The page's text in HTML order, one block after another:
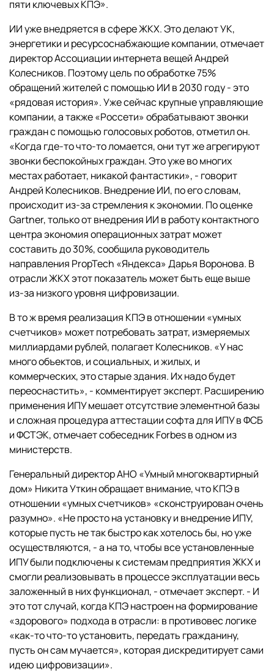
пяти ключевых КПЭ».
ИИ уже внедряется в сфере ЖКХ. Это делают УК,
энергетики и ресурсоснабжающие компании, отмечает
директор Ассоциации интернета вещей Андрей
Колесников. Поэтому цель по обработке 75%
обращений жителей с помощью ИИ в 2030 году - это
«рядовая история». Уже сейчас крупные управляющие
компании, а также «Россети» обрабатывают звонки
граждан с помощью голосовых роботов, отметил он.
«Когда где-то что-то ломается, они тут же агрегируют
звонки беспокойных граждан. Это уже во многих
местах работает, никакой фантастики», - говорит
Андрей Колесников. Внедрение ИИ, по его словам,
происходит из-за стремления к экономии. По оценке
Gartner, только от внедрения ИИ в работу контактного
центра экономия операционных затрат может
составить до 30%, сообщила руководитель
направления PropTech «Яндекса» Дарья Воронова. В
отрасли ЖКХ этот показатель может быть еще выше
из-за низкого уровня цифровизации.
В то ж время реализация КПЭ в отношении «умных
счетчиков» может потребовать затрат, измеряемых
миллиардами рублей, полагает Колесников. «У нас
много объектов, и социальных, и жилых, и
коммерческих, это старые здания. Их надо будет
переоснастить», - комментирует эксперт. Расширению
применения ИПУ мешает отсутствие элементной базы
и сложная процедура аттестации софта для ИПУ в ФСБ
и ФСТЭК, отмечает собеседник Forbes в одном из
министерств.
Генеральный директор АНО «Умный многоквартирный
дом» Никита Уткин обращает внимание, что КПЭ в
отношении «умных счетчиков» «сконструирован очень
разумно». «Не просто на установку и внедрение ИПУ,
которые пусть не так быстро как хотелось бы, но уже
осуществляются, - а на то, чтобы все установленные
ИПУ были подключены к системам предприятия ЖКХ и
смогли реализовывать в процессе эксплуатации весь
заложенный в них функционал, - отмечает эксперт. - И
это тот случай, когда КПЭ настроен на формирование
«здорового» подхода в отрасли: в противовес логике
«как-то что-то установить, передать гражданину,
пусть он сам мучается», которая дискредитирует сами
идею цифровизации».